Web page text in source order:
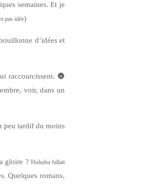
semaines. Et je
pas idée)
d’idées et
raccourcissent. 🌚
voir, dans un
peu tardif du moins
gloire ? Huhuhu fallait
Quelques romans,